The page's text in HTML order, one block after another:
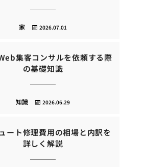
2026.07.01
家
集客コンサルを依頼する際
の基礎知識
2026.06.29
知識
ート修理費用の相場と内訳を
詳しく解説